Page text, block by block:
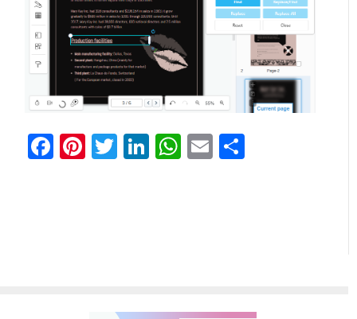
Facebook
Pinterest
Twitter
LinkedIn
WhatsApp
Email